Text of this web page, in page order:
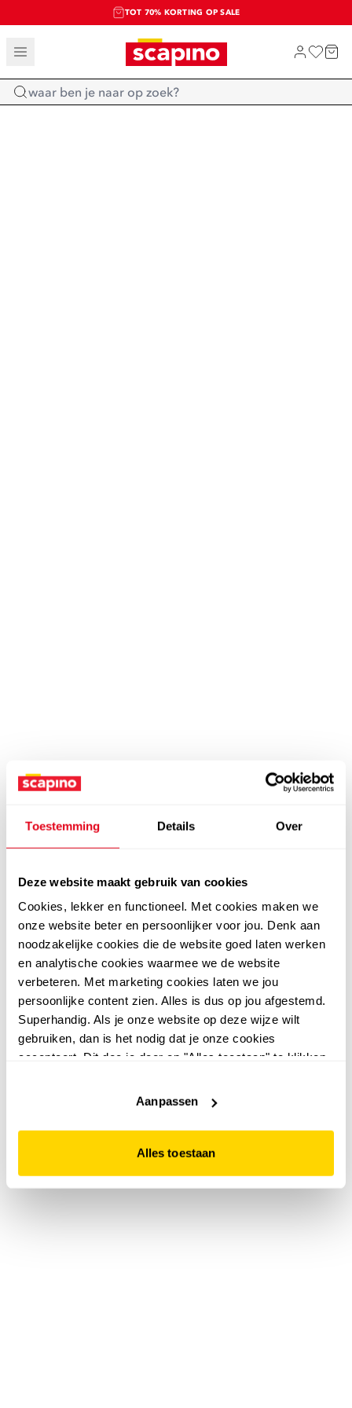
Toestemming Details Over
Deze website maakt gebruik van cookies
Cookies, lekker en functioneel. Met cookies maken we
onze website beter en persoonlijker voor jou. Denk aan
noodzakelijke cookies die de website goed laten werken
en analytische cookies waarmee we de website
verbeteren. Met marketing cookies laten we jou
persoonlijke content zien. Alles is dus op jou afgestemd.
Superhandig. Als je onze website op deze wijze wilt
gebruiken, dan is het nodig dat je onze cookies
accepteert. Dit doe je door op "Alles toestaan" te klikken.
website niet optimaal functioneert.
Aanpassen
Alles toestaan
TOT 70% KORTING OP SALE
SALE: LAATSTE KANS!
SHOP NIEUW
Home